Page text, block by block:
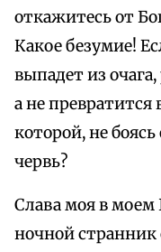
откажитесь от
Какое безумие!
выпадет из
а не
которой, не
червь?
Слава моя в моем
ночной